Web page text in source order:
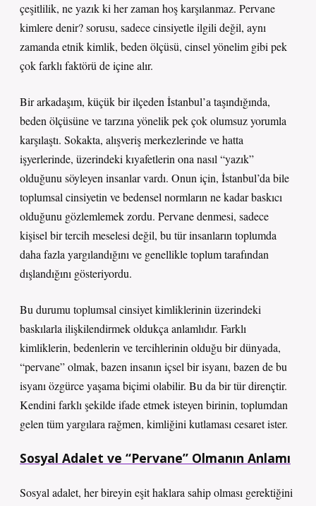
çeşitlilik, ne yazık ki her zaman hoş karşılanmaz. Pervane
kimlere denir? sorusu, sadece cinsiyetle ilgili değil, aynı
zamanda etnik kimlik, beden ölçüsü, cinsel yönelim gibi pek
çok farklı faktörü de içine alır.
Bir arkadaşım, küçük bir ilçeden İstanbul’a taşındığında,
beden ölçüsüne ve tarzına yönelik pek çok olumsuz yorumla
karşılaştı. Sokakta, alışveriş merkezlerinde ve hatta
işyerlerinde, üzerindeki kıyafetlerin ona nasıl “yazık”
olduğunu söyleyen insanlar vardı. Onun için, İstanbul’da bile
toplumsal cinsiyetin ve bedensel normların ne kadar baskıcı
olduğunu gözlemlemek zordu. Pervane denmesi, sadece
kişisel bir tercih meselesi değil, bu tür insanların toplumda
daha fazla yargılandığını ve genellikle toplum tarafından
dışlandığını gösteriyordu.
Bu durumu toplumsal cinsiyet kimliklerinin üzerindeki
baskılarla ilişkilendirmek oldukça anlamlıdır. Farklı
kimliklerin, bedenlerin ve tercihlerinin olduğu bir dünyada,
“pervane” olmak, bazen insanın içsel bir isyanı, bazen de bu
isyanı özgürce yaşama biçimi olabilir. Bu da bir tür dirençtir.
Kendini farklı şekilde ifade etmek isteyen birinin, toplumdan
gelen tüm yargılara rağmen, kimliğini kutlaması cesaret ister.
Sosyal Adalet ve “Pervane” Olmanın Anlamı
Sosyal adalet, her bireyin eşit haklara sahip olması gerektiğini